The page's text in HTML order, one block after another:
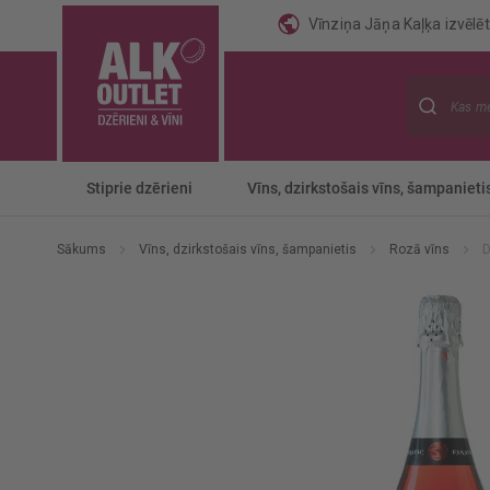
Vīnziņa Jāņa Kaļķa
Stiprie dzērieni Vīns, dzirkstošais vīns,
Sākums Vīns, dzirkstošais vīns, šampanietis Rozā vīns